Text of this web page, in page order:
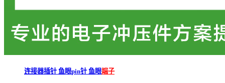
连接器插针 鱼眼pin针 鱼眼端子